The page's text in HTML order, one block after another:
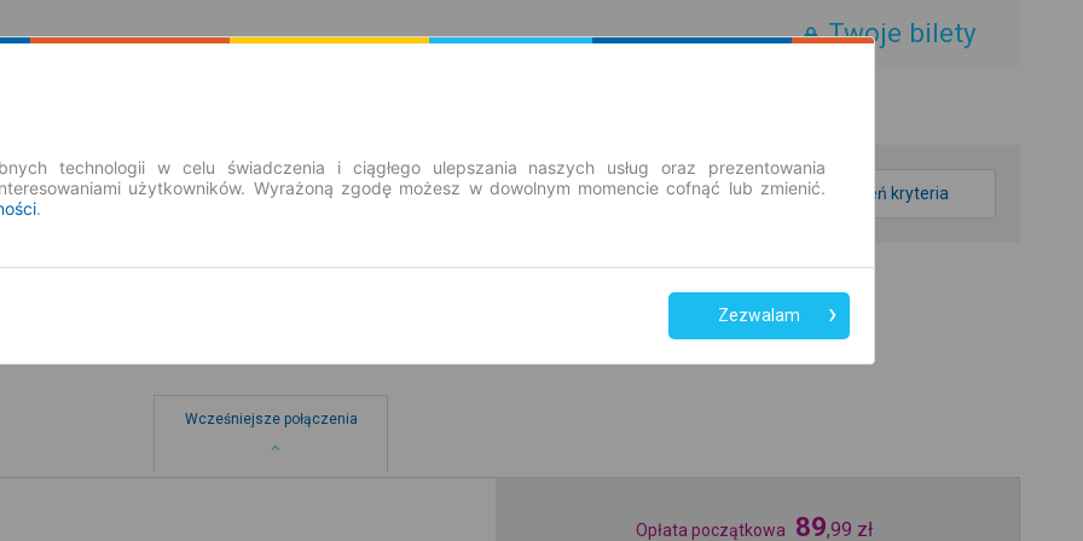
Twoje bilety
zmień kryteria
Wcześniejsze połączenia
Opłata początkowa 89,99 zł
technologii w celu świadczenia i ciągłego ulepszania naszych usług oraz prezentowania
użytkowników. Wyrażoną zgodę możesz w dowolnym momencie cofnąć lub zmienić.
.
Zezwalam